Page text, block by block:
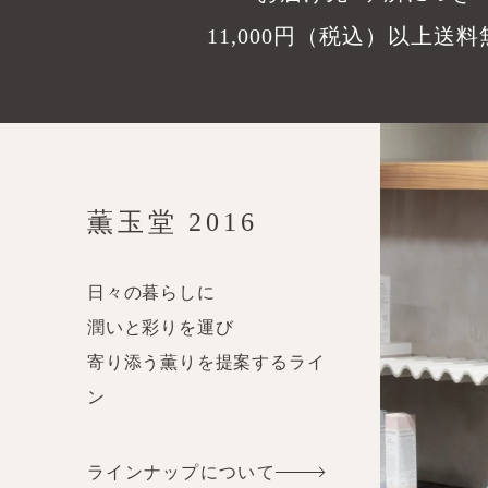
11,000円（税込）以上送料
薫玉堂 2016
日々の暮らしに
潤いと彩りを運び
寄り添う薫りを提案するライ
ン
ラインナップについて